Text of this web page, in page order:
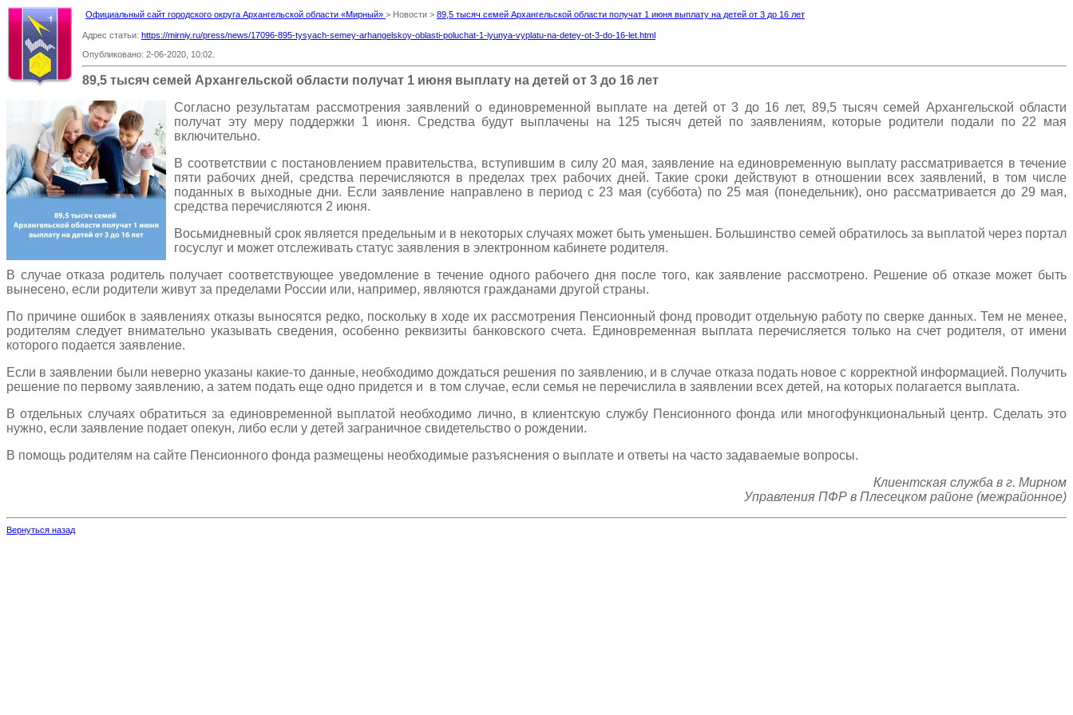
Официальный сайт городского округа Архангельской области «Мирный» > Новости > 89,5 тысяч семей Архангельской области получат 1 июня выплату на детей от 3 до 16 лет
Адрес статьи: https://mirniy.ru/press/news/17096-895-tysyach-semey-arhangelskoy-oblasti-poluchat-1-iyunya-vyplatu-na-detey-ot-3-do-16-let.html
Опубликовано: 2-06-2020, 10:02.
89,5 тысяч семей Архангельской области получат 1 июня выплату на детей от 3 до 16 лет
Согласно результатам рассмотрения заявлений о единовременной выплате на детей от 3 до 16 лет, 89,5 тысяч семей Архангельской области
получат эту меру поддержки 1 июня. Средства будут выплачены на 125 тысяч детей по заявлениям, которые родители подали по 22 мая
включительно.
В соответствии с постановлением правительства, вступившим в силу 20 мая, заявление на единовременную выплату рассматривается в течение
пяти рабочих дней, средства перечисляются в пределах трех рабочих дней. Такие сроки действуют в отношении всех заявлений, в том числе
поданных в выходные дни. Если заявление направлено в период с 23 мая (суббота) по 25 мая (понедельник), оно рассматривается до 29 мая,
средства перечисляются 2 июня.
Восьмидневный срок является предельным и в некоторых случаях может быть уменьшен. Большинство семей обратилось за выплатой через портал
госуслуг и может отслеживать статус заявления в электронном кабинете родителя.
В случае отказа родитель получает соответствующее уведомление в течение одного рабочего дня после того, как заявление рассмотрено. Решение об отказе может быть
вынесено, если родители живут за пределами России или, например, являются гражданами другой страны.
По причине ошибок в заявлениях отказы выносятся редко, поскольку в ходе их рассмотрения Пенсионный фонд проводит отдельную работу по сверке данных. Тем не менее,
родителям следует внимательно указывать сведения, особенно реквизиты банковского счета. Единовременная выплата перечисляется только на счет родителя, от имени
которого подается заявление.
Если в заявлении были неверно указаны какие-то данные, необходимо дождаться решения по заявлению, и в случае отказа подать новое с корректной информацией. Получить
решение по первому заявлению, а затем подать еще одно придется и в том случае, если семья не перечислила в заявлении всех детей, на которых полагается выплата.
В отдельных случаях обратиться за единовременной выплатой необходимо лично, в клиентскую службу Пенсионного фонда или многофункциональный центр. Сделать это
нужно, если заявление подает опекун, либо если у детей заграничное свидетельство о рождении.
В помощь родителям на сайте Пенсионного фонда размещены необходимые разъяснения о выплате и ответы на часто задаваемые вопросы.
Клиентская служба в г. Мирном
Управления ПФР в Плесецком районе (межрайонное)
Вернуться назад